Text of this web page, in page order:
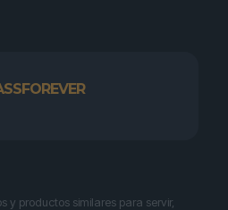
y productos similares para servir,